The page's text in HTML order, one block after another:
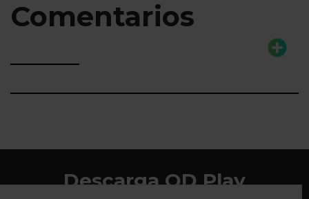
Comentarios
Descarga QD Play